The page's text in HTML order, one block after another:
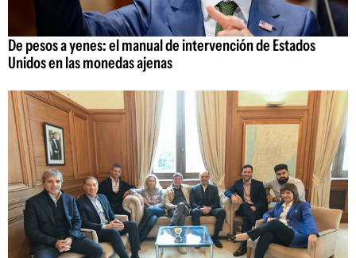
De pesos a yenes: el manual de intervención de Estados
Unidos en las monedas ajenas